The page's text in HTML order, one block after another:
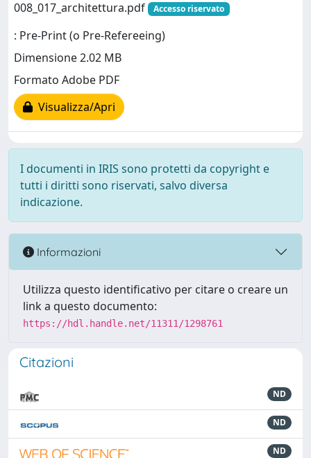
008_017_architettura.pdf
Accesso riservato
: Pre-Print (o Pre-Refereeing)
Dimensione 2.02 MB
Formato Adobe PDF
Visualizza/Apri
I documenti in IRIS sono protetti da copyright e
tutti i diritti sono riservati, salvo diversa
indicazione.
Informazioni
Utilizza questo identificativo per citare o creare un
link a questo documento:
https://hdl.handle.net/11311/1298761
Citazioni
ND
ND
ND